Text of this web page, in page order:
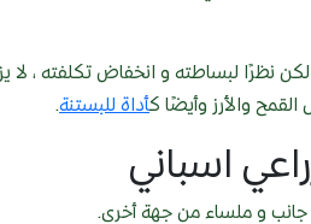
لكن نظرًا لبساطته و انخفاض تكلفته ،
والأرز وأيضًا كأداة للبستنة.
اسباني
جانب و ملساء من جهة أخرى.